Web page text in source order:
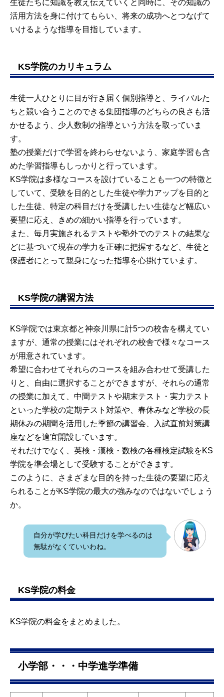
生徒たちに知識を教え伝えていくと同時に、その知識の
活用方法を身に付けてもらい、将来の成功へとつなげて
いけるような指導を目指しています。
KS学院のカリキュラム
生徒一人ひとりに目が行き届く個別指導と、ライバルた
ちと競い合うことのできる集団指導のどちらの良さも活
かせるよう、少人数制の指導という方法を取っていま
す。
塾の授業だけで学習を終わらせないよう、家庭学習も含
めた学習指導もしっかりと行っています。
KS学院は多様なコースを設けていることも一つの特徴と
していて、受験を目的とした生徒や学力アップを目的と
した生徒、特定の科目だけを受講したい生徒など幅広い
要望に応え、きめの細かい指導を行っています。
また、毎月実施されるテストや塾外でのテストの結果な
どに基づいて現在の学力を正確に把握するなど、生徒と
保護者にとって親身になった指導を心掛けています。
KS学院の講習方法
KS学院では東京都と神奈川県に計5つの校舎を構えてい
ますが、通常の授業にはそれぞれの校舎で様々なコース
が用意されています。
希望に合わせてそれらのコースを組み合わせて受講した
りと、自由に選択することができますが、それらの通常
の授業に加えて、中間テストや期末テスト・実力テスト
といった学校の定期テスト対策や、春休みなど学校の長
期休みの期間を活用した季節の講習会、入試直前対策講
座などを適宜開設しています。
それだけでなく、英検・漢検・数検の各種検定試験をKS
学院を準会場として受験することができます。
このように、さまざまな目的を持った生徒の要望に応え
られることがKS学院の最大の強みなのではないでしょう
か。
自分が学びたい科目だけを学べるのは
無駄がなくていいわね。
KS学院の料金
KS学院の料金をまとめました。
小学部・・・中学進学準備